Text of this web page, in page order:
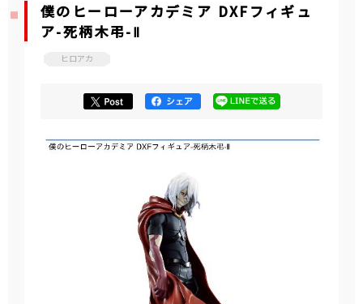
僕のヒーローアカデミア DXFフィギュ
ア-死柄木弔-Ⅱ
ヒロアカ